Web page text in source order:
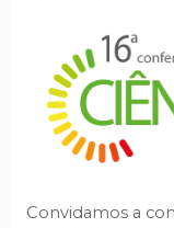
Convidamos a